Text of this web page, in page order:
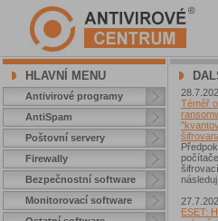
HLAVNÍ MENU
Antivirové programy
AntiSpam
Poštovní servery
Firewally
Bezpečnostní software
Monitorovací software
Téměř
ESET: